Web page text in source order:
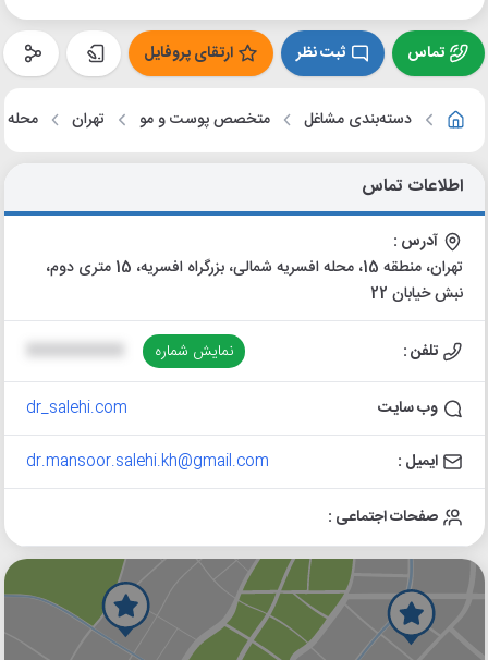
تماس ثبت نظر ارتقای پروفایل
دسته‌بندی مشاغل متخصص پوست و مو تهران محله
اطلاعات تماس
آدرس :
تهران، منطقه 15، محله افسریه شمالی، بزرگراه افسریه، 15 متری دوم،
نبش خیابان 22
تلفن : نمایش شماره
وب سایت dr_salehi.com
ایمیل : dr.mansoor.salehi.kh@gmail.com
صفحات اجتماعی :